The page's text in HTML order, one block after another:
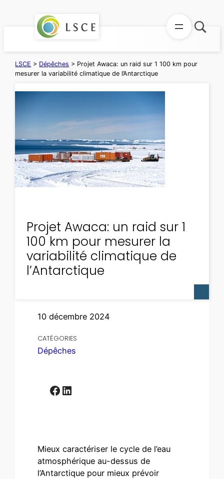
LSCE > Dépêches > Projet Awaca: un raid sur 1 100 km pour
mesurer la variabilité climatique de l’Antarctique
Projet Awaca: un raid sur 1
100 km pour mesurer la
variabilité climatique de
l’Antarctique
10 décembre 2024
CATÉGORIES
Dépêches
Facebook LinkedIn
Mieux caractériser le cycle de l’eau
atmosphérique au-dessus de
l’Antarctique pour mieux prévoir